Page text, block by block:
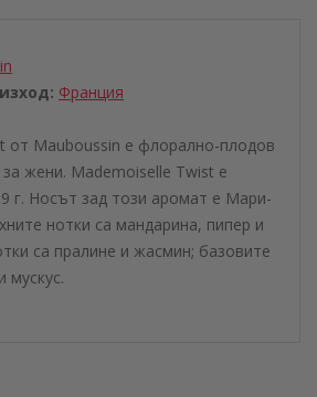
Франция
от Mauboussin е флорално-плодов
жени. Mademoiselle Twist е
г. Носът зад този аромат е Мари-
нотки са мандарина, пипер и
са пралине и жасмин; базовите
мускус.